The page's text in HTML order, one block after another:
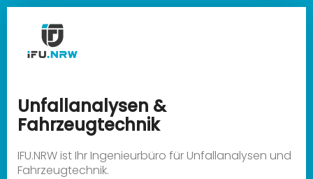
Unfallanalysen &
Fahrzeugtechnik
IFU.NRW ist Ihr Ingenieurbüro für Unfallanalysen und
Fahrzeugtechnik.